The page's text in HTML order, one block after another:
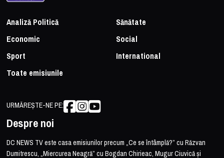
Analiză Politică
Sănătate
Economic
Social
Sport
International
Toate emisiunile
URMĂREȘTE-NE PE:
Despre noi
DC NEWS TV este casa emisiunilor precum „Ce se întâmplă?” cu Răzvan
Dumitrescu, „Miercurea Neagră” cu Bogdan Chirieac, Mugur Ciuvică și